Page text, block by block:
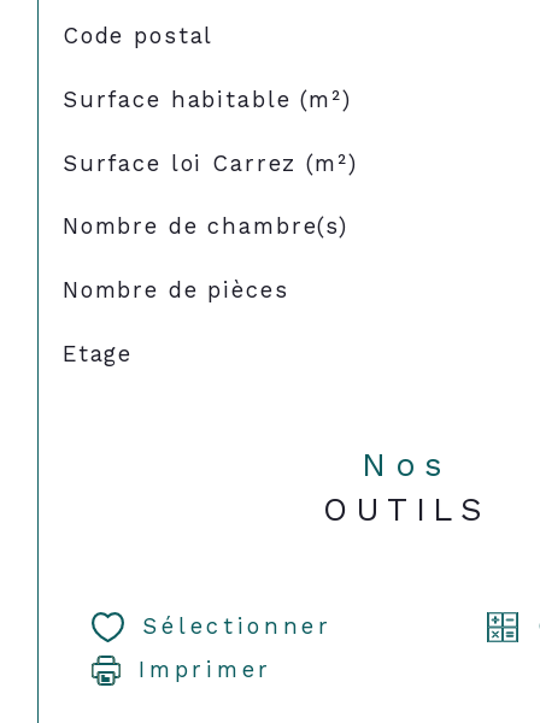
TRAD_SIROCCO_Caracteristique
Code postal
Surface habitable (m²)
Surface loi Carrez (m²)
Nombre de chambre(s)
Nombre de pièces
Etage
Nos
OUTILS
Sélectionner
Imprimer